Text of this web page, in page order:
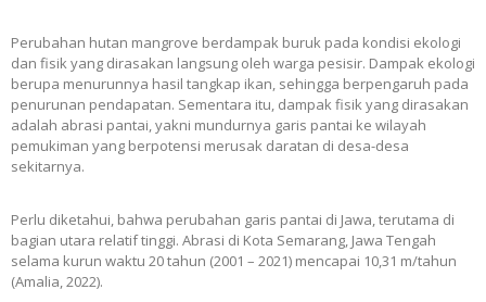
Perubahan hutan mangrove berdampak buruk pada kondisi ekologi
dan fisik yang dirasakan langsung oleh warga pesisir. Dampak ekologi
berupa menurunnya hasil tangkap ikan, sehingga berpengaruh pada
penurunan pendapatan. Sementara itu, dampak fisik yang dirasakan
adalah abrasi pantai, yakni mundurnya garis pantai ke wilayah
pemukiman yang berpotensi merusak daratan di desa-desa
sekitarnya.
Perlu diketahui, bahwa perubahan garis pantai di Jawa, terutama di
bagian utara relatif tinggi. Abrasi di Kota Semarang, Jawa Tengah
selama kurun waktu 20 tahun (2001 – 2021) mencapai 10,31 m/tahun
(Amalia, 2022).